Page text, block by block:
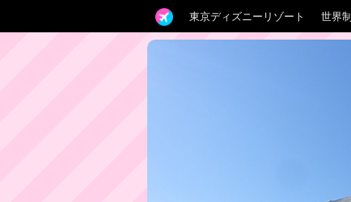
東京ディズニーリゾート 世界